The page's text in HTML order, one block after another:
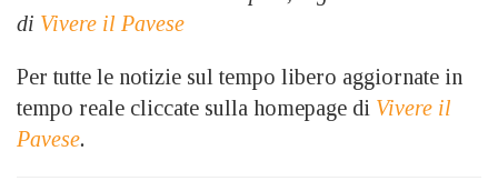
di Vivere il Pavese
Per tutte le notizie sul tempo libero aggiornate in
tempo reale cliccate sulla homepage di Vivere il
Pavese.